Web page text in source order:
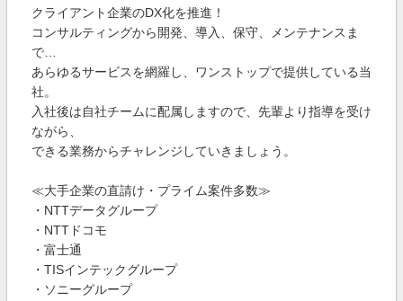
クライアント企業のDX化を推進！
コンサルティングから開発、導入、保守、メンテナンスま
で…
あらゆるサービスを網羅し、ワンストップで提供している当
社。
入社後は自社チームに配属しますので、先輩より指導を受け
ながら、
できる業務からチャレンジしていきましょう。
≪大手企業の直請け・プライム案件多数≫
・NTTデータグループ
・NTTドコモ
・富士通
・TISインテックグループ
・ソニーグループ